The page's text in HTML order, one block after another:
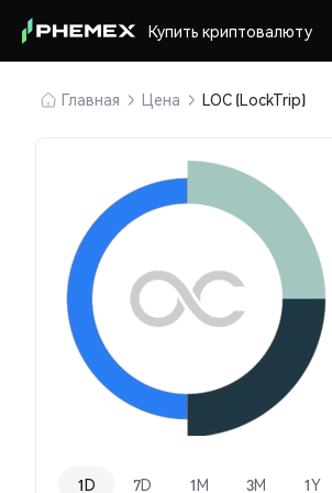
Купить криптовалюту
Главная Цена LOC (LockTrip)
1D 7D 1M 3M 1Y